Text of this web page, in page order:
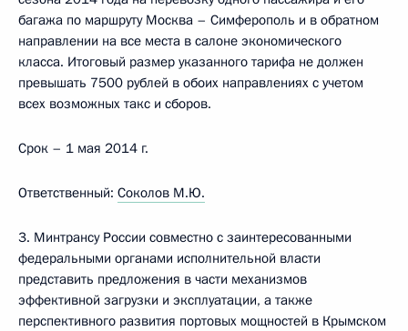
багажа по маршруту Москва – Симферополь и в обратном
направлении на все места в салоне экономического
класса. Итоговый размер указанного тарифа не должен
превышать 7500 рублей в обоих направлениях с учетом
всех возможных такс и сборов.
Срок – 1 мая 2014 г.
Ответственный: Соколов М.Ю.
3. Минтрансу России совместно с заинтересованными
федеральными органами исполнительной власти
представить предложения в части механизмов
эффективной загрузки и эксплуатации, а также
перспективного развития портовых мощностей в Крымском